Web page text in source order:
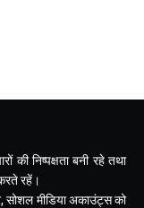
निष्पक्षता बनी रहे तथा
रहें।
मीडिया अकाउंट्स को